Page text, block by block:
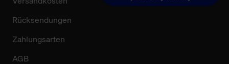
Rücksendungen
Zahlungsarten
AGB